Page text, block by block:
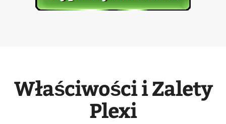
Właściwości i Zalety
Plexi